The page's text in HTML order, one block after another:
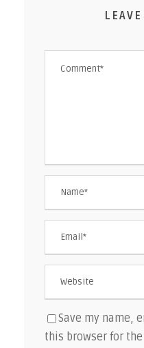
Save my name,
this browser for